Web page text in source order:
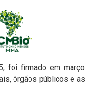
foi firmado em
órgãos públicos e